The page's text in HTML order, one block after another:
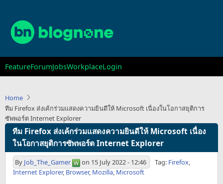
main
content
Main
navigation
FeatureForumJobsWorkplaceLogin
Home
ทีม Firefox ส่งเค้กร่วมแสดงความยินดีให้ Microsoft เนื่องในโอกาสยุติการ
ซัพพอร์ต Internet Explorer
ทีม Firefox ส่งเค้กร่วมแสดงความยินดีให้ Microsoft เนื่อง
ในโอกาสยุติการซัพพอร์ต Internet Explorer
By Job_The_Gamer on 15 July 2022 - 12:46 Tag: Firefox,
Internet Explorer, Browser, Mozilla, Microsoft